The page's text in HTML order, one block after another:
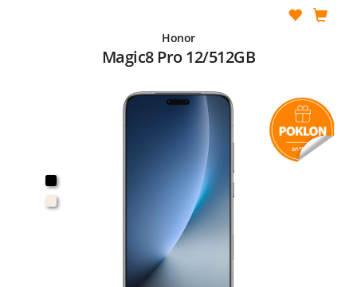
Honor
Magic8 Pro 12/512GB